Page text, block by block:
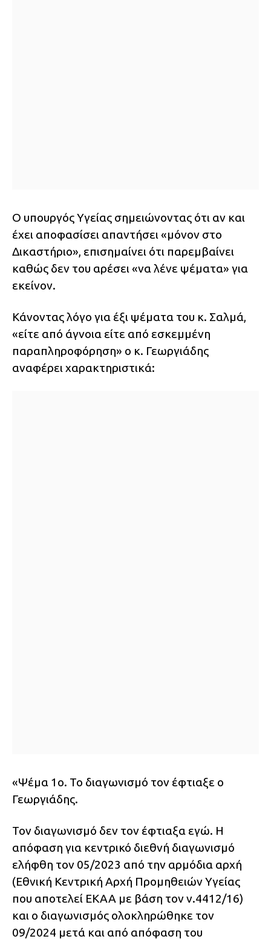
Ο υπουργός Υγείας σημειώνοντας ότι αν και
έχει αποφασίσει απαντήσει «μόνον στο
Δικαστήριο», επισημαίνει ότι παρεμβαίνει
καθώς δεν του αρέσει «να λένε ψέματα» για
εκείνον.
Κάνοντας λόγο για έξι ψέματα του κ. Σαλμά,
«είτε από άγνοια είτε από εσκεμμένη
παραπληροφόρηση» ο κ. Γεωργιάδης
αναφέρει χαρακτηριστικά:
«Ψέμα 1ο. Το διαγωνισμό τον έφτιαξε ο
Γεωργιάδης.
Τον διαγωνισμό δεν τον έφτιαξα εγώ. Η
απόφαση για κεντρικό διεθνή διαγωνισμό
ελήφθη τον 05/2023 από την αρμόδια αρχή
(Εθνική Κεντρική Αρχή Προμηθειών Υγείας
που αποτελεί ΕΚΑΑ με βάση τον ν.4412/16)
και ο διαγωνισμός ολοκληρώθηκε τον
09/2024 μετά και από απόφαση του